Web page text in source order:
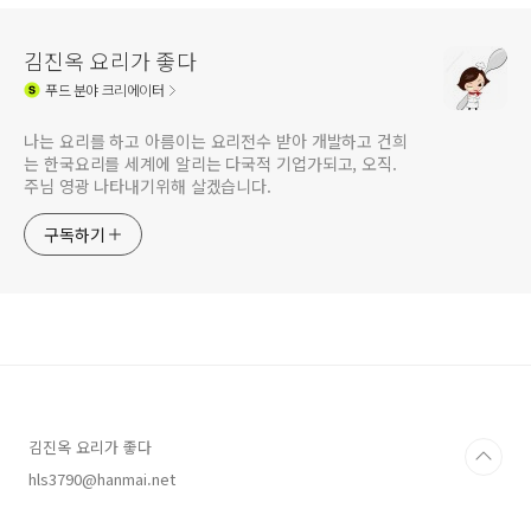
김진옥 요리가 좋다
푸드분야 크리에이터
나는 요리를 하고 아름이는 요리전수 받아 개발하고 건희
는 한국요리를 세계에 알리는 다국적 기업가되고, 오직.
주님 영광 나타내기위해 살겠습니다.
구독하기
김진옥 요리가 좋다
hls3790@hanmai.net